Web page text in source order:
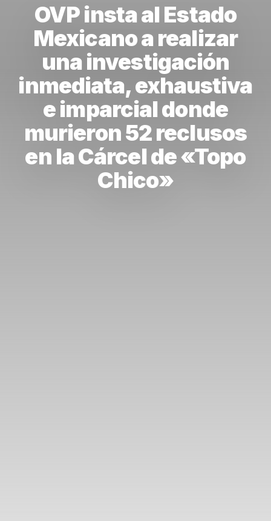
OVP insta al Estado
Mexicano a realizar
una investigación
inmediata, exhaustiva
e imparcial donde
murieron 52 reclusos
en la Cárcel de «Topo
Chico»